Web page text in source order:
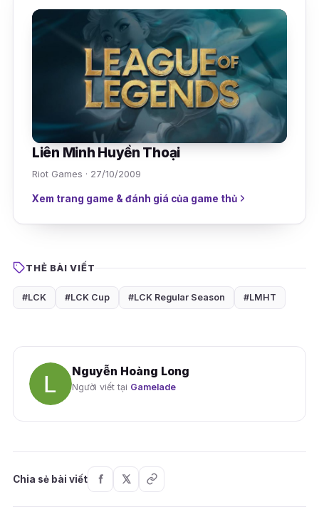
Liên Minh Huyền Thoại
Riot Games · 27/10/2009
Xem trang game & đánh giá của game thủ
THẺ BÀI VIẾT
#LCK #LCK Cup #LCK Regular Season #LMHT
Nguyễn Hoàng Long
Người viết tại Gamelade
Chia sẻ bài viết